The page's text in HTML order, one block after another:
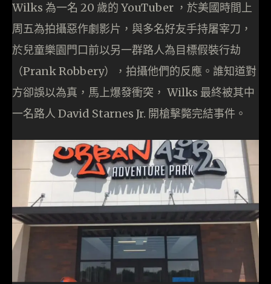
Wilks 為一名 20 歲的 YouTuber ，於美國時間上
周五為拍攝惡作劇影片，與多名好友手持屠宰刀，
於兒童樂園門口前以另一群路人為目標假裝行劫
（Prank Robbery），拍攝他們的反應。誰知道對
方卻誤以為真，馬上爆發衝突， Wilks 最終被其中
一名路人 David Starnes Jr. 開槍擊斃完結事件。